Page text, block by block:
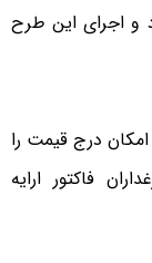
و اجرای این طرح
درج قیمت را
فاکتور ارایه